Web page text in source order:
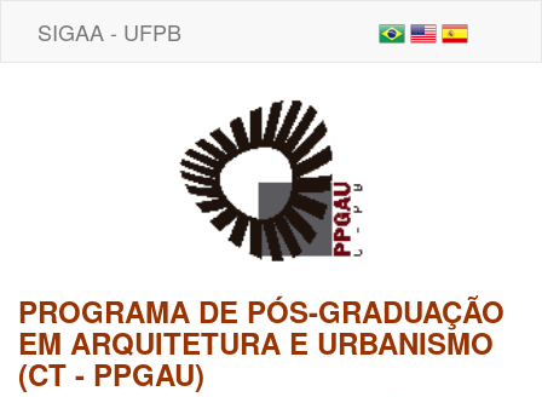
SIGAA - UFPB
PROGRAMA DE PÓS-GRADUAÇÃO
EM ARQUITETURA E URBANISMO
(CT - PPGAU)